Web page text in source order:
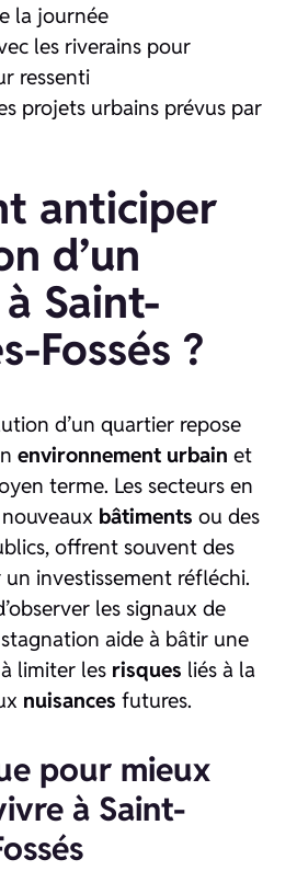
la journée
les riverains pour
ressenti
projets urbains prévus par
anticiper
d’un
Saint-
Fossés ?
d’un quartier repose
environnement urbain et
terme. Les secteurs en
bâtiments ou des
offrent souvent des
investissement réfléchi.
les signaux de
aide à bâtir une
limiter les risques liés à la
nuisances futures.
pour mieux
à Saint-